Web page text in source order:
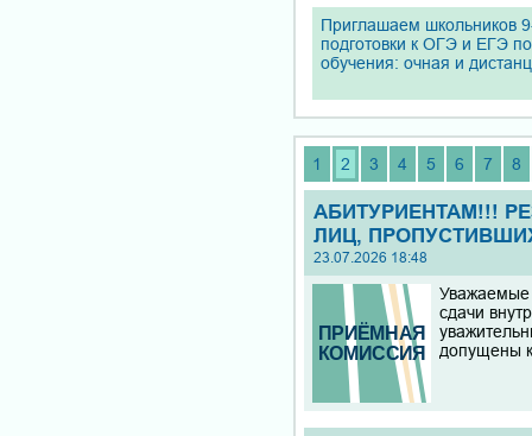
Приглашаем школьников
подготовки к ОГЭ и ЕГЭ
обучения: очная и
1 2 3 4 5 6 7 8
АБИТУРИЕНТАМ!!!
ЛИЦ,
23.07.2026 18:48
Уважаемые
сдачи
допущены